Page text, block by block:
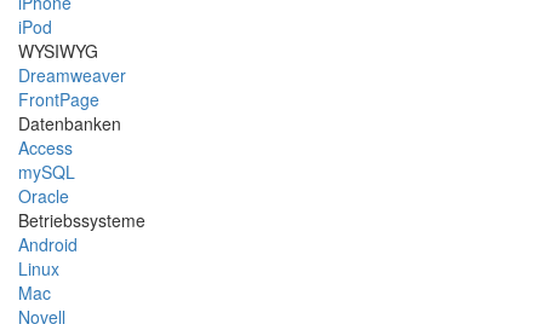
iPod
WYSIWYG
Dreamweaver
FrontPage
Datenbanken
Access
mySQL
Oracle
Betriebssysteme
Android
Linux
Mac
Novell